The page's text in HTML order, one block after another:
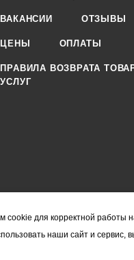
ВАКАНСИИ ОТЗЫВЫ
ЦЕНЫ ОПЛАТЫ
ПРАВИЛА ВОЗВРАТА
УСЛУГ
носят справочный
Договора.
cookie для корректной работы
наши сайт и сервис,